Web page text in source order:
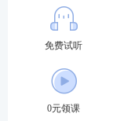
凡遵守中华人民
好的业务素质和
可以申请参加中
1、具有安全工
免费试听
0元领课